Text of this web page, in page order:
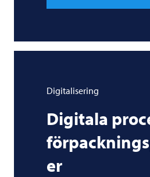
Digitalisering
Digitala
er